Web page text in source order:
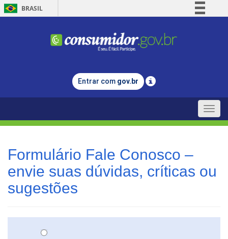
BRASIL
Comunica BR
Legislação
Entrar com gov.br
Toggle
Formulário Fale Conosco –
envie suas dúvidas, críticas ou
sugestões